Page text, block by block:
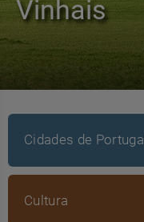
Vinhais
Cidades de Portugal
Cultura